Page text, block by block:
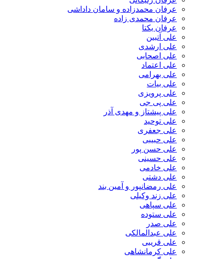
عرفان محمدزاده و سامان داداشی
عرفان محمدی زاده
عرفان یکتا
علی آتبین
علی ارشدی
علی اصحابی
علی اعتماد
علی بهرامی
علی بیات
علی پرویزی
علی پی جی
علی پیشتاز و مهدی آذر
علی توحید
علی جعفری
علی حبیبی
علی حسن پور
علی حسینی
علی خادمی
علی دشتی
علی رمضانپور و آمین بند
علی زند وکیلی
علی سپاهی
علی ستوده
علی صدر
علی عبدالمالکی
علی قریبی
علی کرمانشاهی